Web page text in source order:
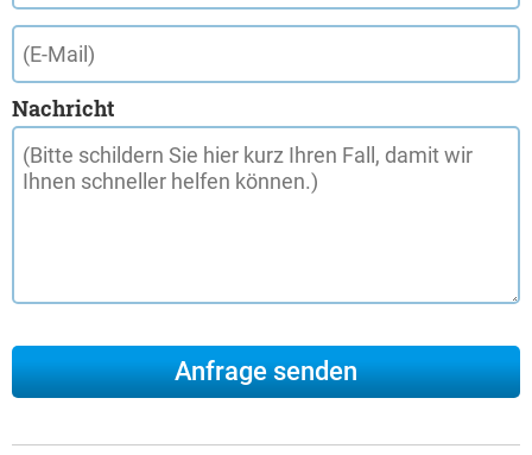
Nachricht